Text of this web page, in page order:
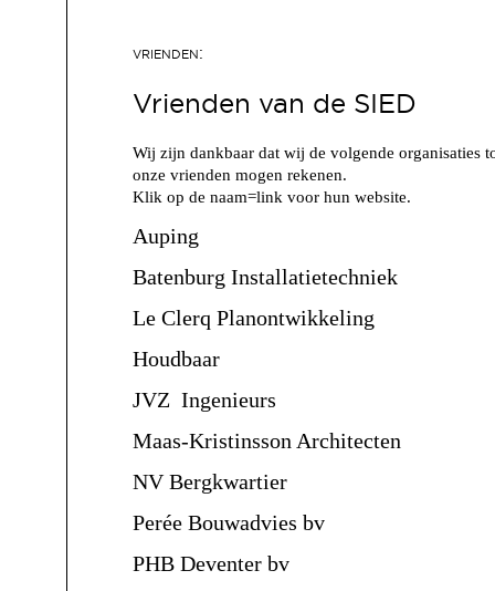
Vrienden van de SIED
Wij zijn dankbaar dat wij de volgende organisaties
onze vrienden mogen rekenen.
Klik op de naam=link voor hun website.
Auping
Batenburg Installatietechniek
Le Clerq Planontwikkeling
Houdbaar
JVZ Ingenieurs
Maas-Kristinsson Architecten
NV Bergkwartier
Perée Bouwadvies bv
PHB Deventer bv